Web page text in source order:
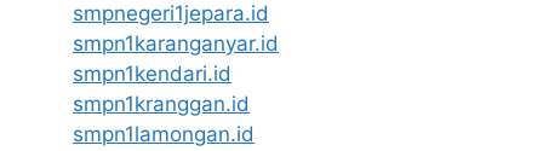
smpnegeri1jepara.id
smpn1karanganyar.id
smpn1kendari.id
smpn1kranggan.id
smpn1lamongan.id